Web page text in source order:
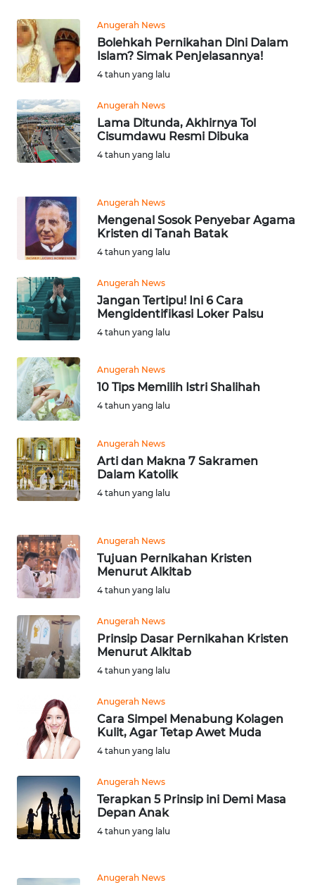
Research
Anugerah News
Bolehkah Pernikahan Dini Dalam
Islam? Simak Penjelasannya!
4 tahun yang lalu
Anugerah News
Lama Ditunda, Akhirnya Tol
Cisumdawu Resmi Dibuka
4 tahun yang lalu
Anugerah News
Mengenal Sosok Penyebar Agama
Kristen di Tanah Batak
4 tahun yang lalu
Anugerah News
Jangan Tertipu! Ini 6 Cara
Mengidentifikasi Loker Palsu
4 tahun yang lalu
Anugerah News
10 Tips Memilih Istri Shalihah
4 tahun yang lalu
Anugerah News
Arti dan Makna 7 Sakramen
Dalam Katolik
4 tahun yang lalu
Anugerah News
Tujuan Pernikahan Kristen
Menurut Alkitab
4 tahun yang lalu
Anugerah News
Prinsip Dasar Pernikahan Kristen
Menurut Alkitab
4 tahun yang lalu
Anugerah News
Cara Simpel Menabung Kolagen
Kulit, Agar Tetap Awet Muda
4 tahun yang lalu
Anugerah News
Terapkan 5 Prinsip ini Demi Masa
Depan Anak
4 tahun yang lalu
Anugerah News
WN
SUMUT
JAKARTA
WN
JABAR
WN
BANTEN
WN
WN
KEPRI
WN
PAPUA
WN
PAPUA
BARAT
WN
RIAU
SERAMBI
WN
JAMBI
WN
SULTRA
WN
SULTENG
WN
SULBAR
WN